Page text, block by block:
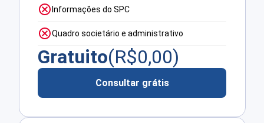
Informações do SPC
Quadro societário e administrativo
Gratuito(R$0,00)
Consultar grátis